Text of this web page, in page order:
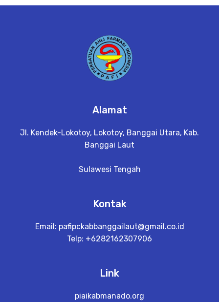
Alamat
Jl. Kendek-Lokotoy, Lokotoy, Banggai Utara, Kab.
Banggai Laut
Sulawesi Tengah
Kontak
Email: pafipckabbanggailaut@gmail.co.id
Telp: +6282162307906
Link
piaikabmanado.org